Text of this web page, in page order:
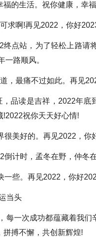
的生活。祝你健康，幸
啊!再见2022，你好
站，为了轻松上路请
路顺风。
最痛不过如此。再见
读是吉祥，2022年底
!2022祝你天天好心情!
美好的。再见2022，你
计时，孟冬在野，仲冬
些。再见2022，你好
当头
一次成功都蕴藏着我们
搏不懈，共创新辉煌!